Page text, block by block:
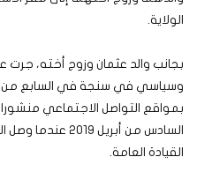
الولاية.
بجانب والد عثمان وزوج أخته، جرت
وسياسي في سنجة في السابع من
بمواقع التواصل الاجتماعي
السادس من أبريل
القيادة العامة.